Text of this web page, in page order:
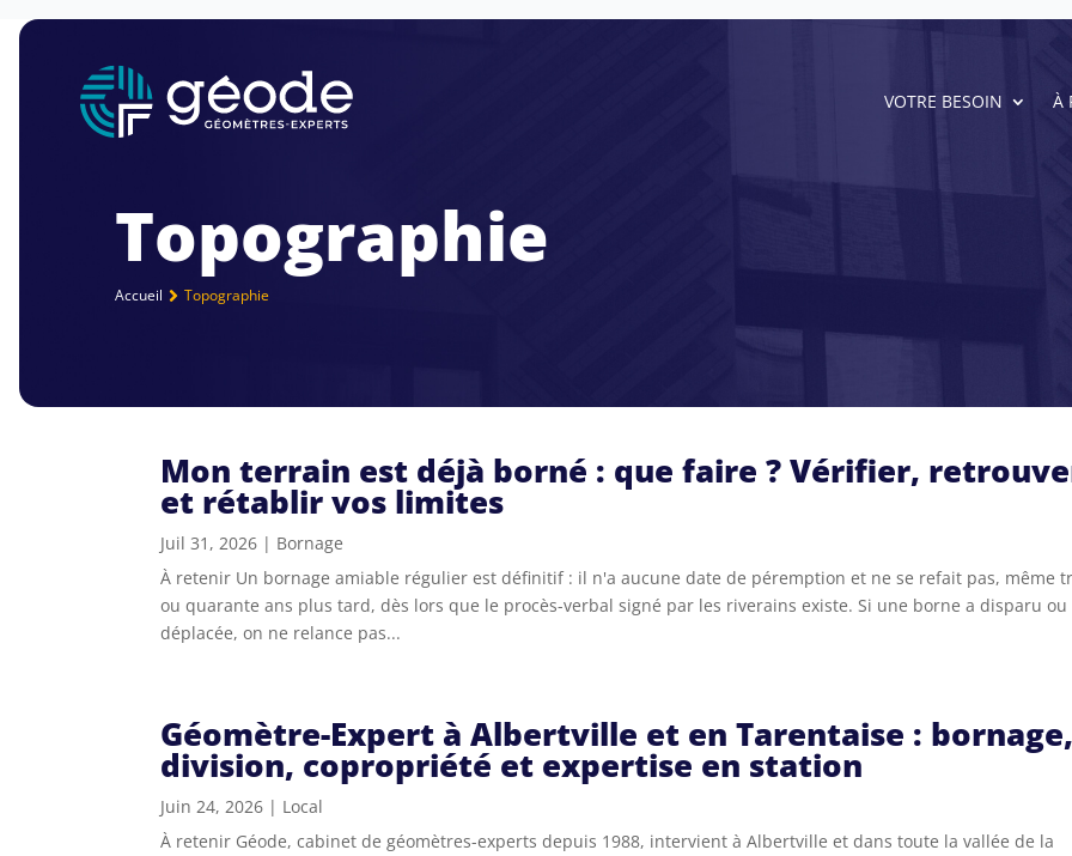
VOTRE BESOIN À
Topographie
Accueil Topographie
Mon terrain est déjà borné : que faire ? Vérifier,
et rétablir vos limites
Juil 31, 2026 | Bornage
À retenir Un bornage amiable régulier est définitif : il n'a aucune date de péremption et ne se refait pas, même
ou quarante ans plus tard, dès lors que le procès-verbal signé par les riverains existe. Si une borne a disparu ou
déplacée, on ne relance pas...
Géomètre-Expert à Albertville et en Tarentaise :
division, copropriété et expertise en station
Juin 24, 2026 | Local
À retenir Géode, cabinet de géomètres-experts depuis 1988, intervient à Albertville et dans toute la vallée de la